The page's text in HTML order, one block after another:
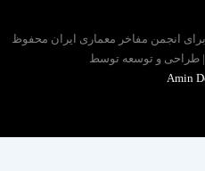
مفاخر معماری ایران محفوظ